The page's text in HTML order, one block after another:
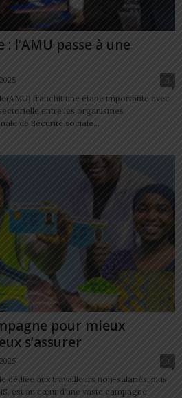
l’AMU passe à une
0
franchit une étape importante avec
entre les organismes
de Sécurité sociale...
pour mieux
s’assurer
0
dédiée aux travailleurs non-salariés, plus
est au cœur d’une vaste campagne